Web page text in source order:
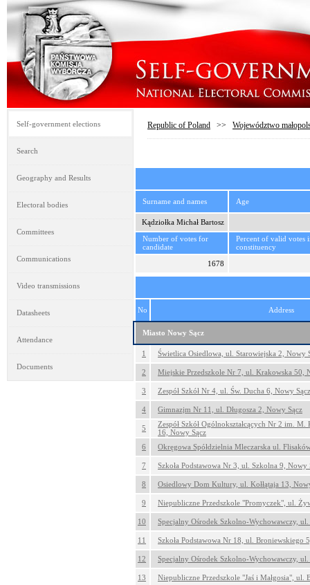
Self-government elections
Search
Geography and Results
Electoral bodies
Committees
Communications
Video transmissions
Datasheets
Attendance
Documents
Republic of Poland >> Województwo
Surname and names Age
Kądziołka Michał Bartosz
Number of votes for
candidate
Percent of valid votes
constituency
1678
No Address
Miasto Nowy Sącz
1 Świetlica Osiedlowa, ul. Starowiejska 2, Nowy
2 Miejskie Przedszkole Nr 7, ul. Krakowska 50,
3 Zespół Szkół Nr 4, ul. Św. Ducha 6, Nowy Sącz
4 Gimnazjm Nr 11, ul. Długosza 2, Nowy Sącz
5
Zespół Szkół Ogólnokształcących Nr 2 im.
16, Nowy Sącz
6
Okręgowa Spółdzielnia Mleczarska ul.
7 Szkoła Podstawowa Nr 3, ul. Szkolna 9, Nowy
8 Osiedlowy Dom Kultury, ul. Kołłątaja 13,
9 Niepubliczne Przedszkole "Promyczek", ul.
10 Specjalny Ośrodek Szkolno-Wychowawczy,
11 Szkoła Podstawowa Nr 18, ul. Broniewskiego
12 Specjalny Ośrodek Szkolno-Wychowawczy,
13 Niepubliczne Przedszkole "Jaś i Małgosia", ul.